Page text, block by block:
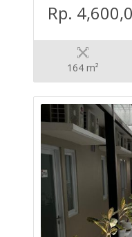
Rp.
164 m²